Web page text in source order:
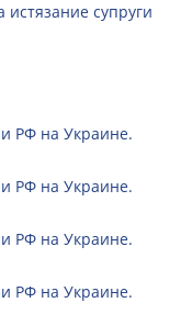
супруги
РФ на Украине.
РФ на Украине.
РФ на Украине.
РФ на Украине.